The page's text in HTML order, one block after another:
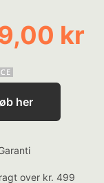
kr
her
over kr. 499